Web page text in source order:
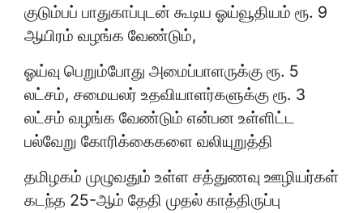
குடும்பப் பாதுகாப்புடன் கூடிய ஓய்வூதியம் ரூ. 9
ஆயிரம் வழங்க வேண்டும்,
ஓய்வு பெறும்போது அமைப்பாளருக்கு ரூ. 5
லட்சம், சமையலர் உதவியாளர்களுக்கு ரூ. 3
லட்சம் வழங்க வேண்டும் என்பன உள்ளிட்ட
பல்வேறு கோரிக்கைகளை வலியுறுத்தி
தமிழகம் முழுவதும் உள்ள சத்துணவு ஊழியர்கள்
கடந்த 25-ஆம் தேதி முதல் காத்திருப்பு